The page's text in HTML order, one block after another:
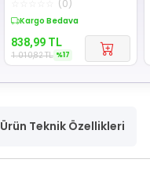
Renk Işık
(0)
Sepette %17 İndirim
838,99 TL
1.010,82TL %17
Ürün Teknik Özellikleri